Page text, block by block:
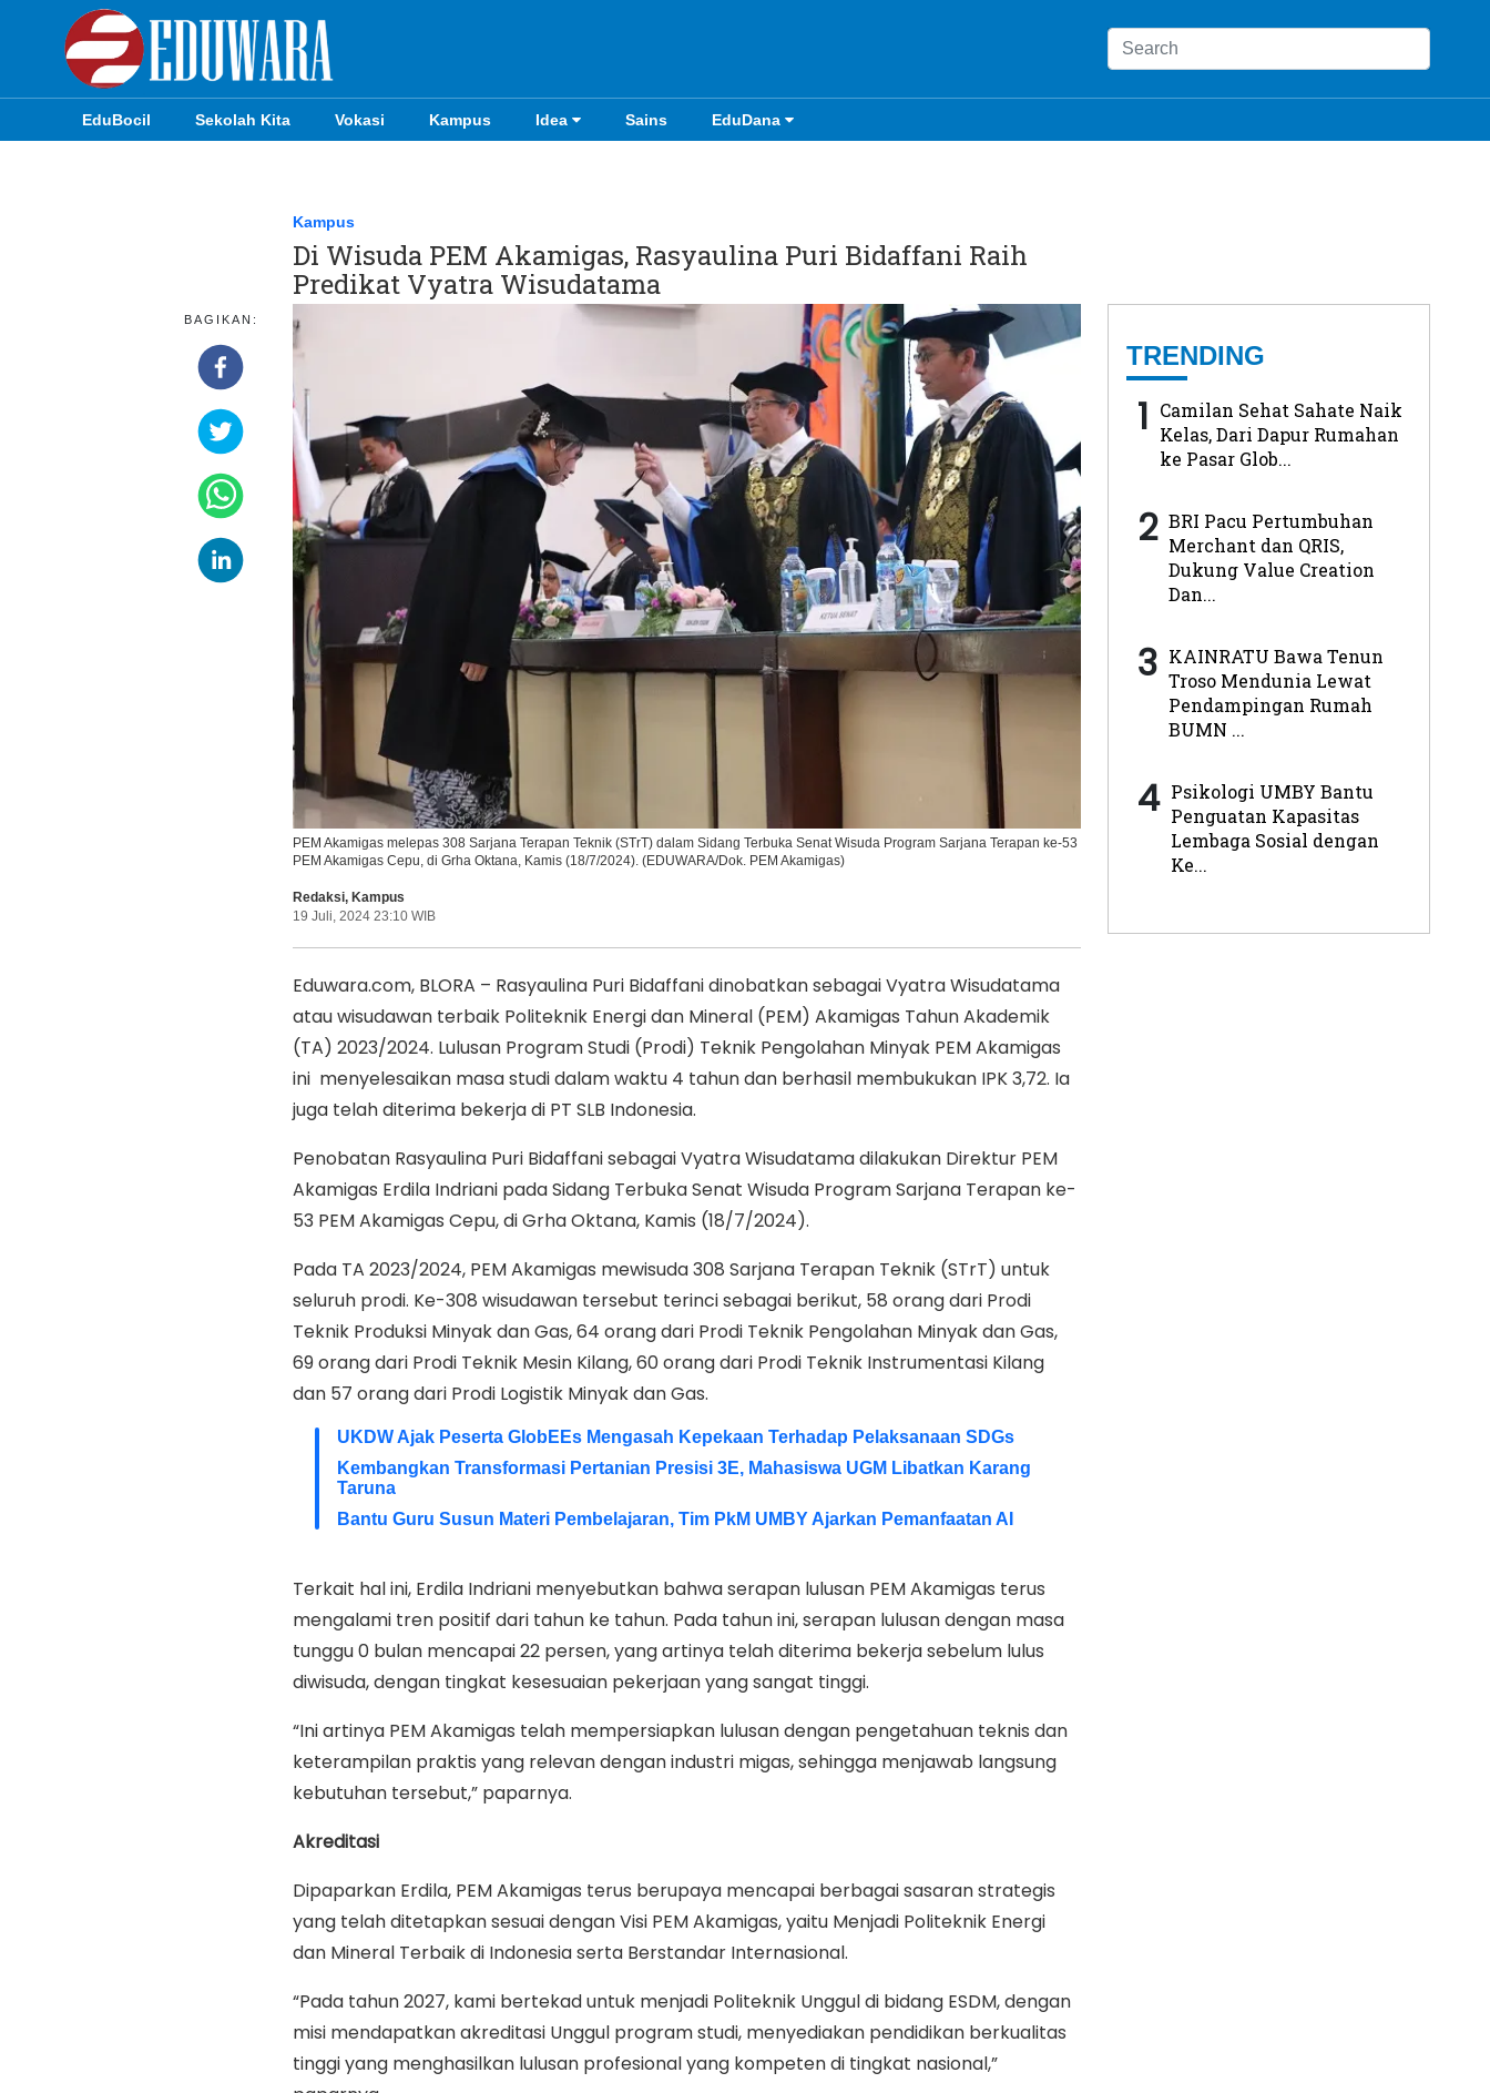
EduBocil Sekolah Kita Vokasi Kampus Idea Sains EduDana
Ikuti Kami di:
Kampus
Di Wisuda PEM Akamigas, Rasyaulina Puri Bidaffani Raih
Predikat Vyatra Wisudatama
BAGIKAN:
PEM Akamigas melepas 308 Sarjana Terapan Teknik (STrT) dalam Sidang Terbuka Senat Wisuda Program Sarjana Terapan ke-53
PEM Akamigas Cepu, di Grha Oktana, Kamis (18/7/2024). (EDUWARA/Dok. PEM Akamigas)
Redaksi, Kampus
19 Juli, 2024 23:10 WIB
Eduwara.com, BLORA – Rasyaulina Puri Bidaffani dinobatkan sebagai Vyatra Wisudatama
atau wisudawan terbaik Politeknik Energi dan Mineral (PEM) Akamigas Tahun Akademik
(TA) 2023/2024. Lulusan Program Studi (Prodi) Teknik Pengolahan Minyak PEM Akamigas
ini menyelesaikan masa studi dalam waktu 4 tahun dan berhasil membukukan IPK 3,72. Ia
juga telah diterima bekerja di PT SLB Indonesia.
Penobatan Rasyaulina Puri Bidaffani sebagai Vyatra Wisudatama dilakukan Direktur PEM
Akamigas Erdila Indriani pada Sidang Terbuka Senat Wisuda Program Sarjana Terapan ke-
53 PEM Akamigas Cepu, di Grha Oktana, Kamis (18/7/2024).
Pada TA 2023/2024, PEM Akamigas mewisuda 308 Sarjana Terapan Teknik (STrT) untuk
seluruh prodi. Ke-308 wisudawan tersebut terinci sebagai berikut, 58 orang dari Prodi
Teknik Produksi Minyak dan Gas, 64 orang dari Prodi Teknik Pengolahan Minyak dan Gas,
69 orang dari Prodi Teknik Mesin Kilang, 60 orang dari Prodi Teknik Instrumentasi Kilang
dan 57 orang dari Prodi Logistik Minyak dan Gas.
UKDW Ajak Peserta GlobEEs Mengasah Kepekaan Terhadap Pelaksanaan SDGs
Kembangkan Transformasi Pertanian Presisi 3E, Mahasiswa UGM Libatkan Karang
Taruna
Bantu Guru Susun Materi Pembelajaran, Tim PkM UMBY Ajarkan Pemanfaatan AI
Terkait hal ini, Erdila Indriani menyebutkan bahwa serapan lulusan PEM Akamigas terus
mengalami tren positif dari tahun ke tahun. Pada tahun ini, serapan lulusan dengan masa
tunggu 0 bulan mencapai 22 persen, yang artinya telah diterima bekerja sebelum lulus
diwisuda, dengan tingkat kesesuaian pekerjaan yang sangat tinggi.
“Ini artinya PEM Akamigas telah mempersiapkan lulusan dengan pengetahuan teknis dan
keterampilan praktis yang relevan dengan industri migas, sehingga menjawab langsung
kebutuhan tersebut,” paparnya.
Akreditasi
Dipaparkan Erdila, PEM Akamigas terus berupaya mencapai berbagai sasaran strategis
yang telah ditetapkan sesuai dengan Visi PEM Akamigas, yaitu Menjadi Politeknik Energi
dan Mineral Terbaik di Indonesia serta Berstandar Internasional.
“Pada tahun 2027, kami bertekad untuk menjadi Politeknik Unggul di bidang ESDM, dengan
misi mendapatkan akreditasi Unggul program studi, menyediakan pendidikan berkualitas
tinggi yang menghasilkan lulusan profesional yang kompeten di tingkat nasional,”
TRENDING
1 Camilan Sehat Sahate Naik
Kelas, Dari Dapur Rumahan
ke Pasar Glob...
2 BRI Pacu Pertumbuhan
Merchant dan QRIS,
Dukung Value Creation
Dan...
3 KAINRATU Bawa Tenun
Troso Mendunia Lewat
Pendampingan Rumah
BUMN ...
4 Psikologi UMBY Bantu
Penguatan Kapasitas
Lembaga Sosial dengan
Ke...